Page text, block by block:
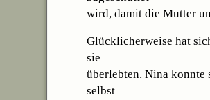
wird, damit die Mutter
Glücklicherweise hat
sie
überlebten. Nina konnte
selbst